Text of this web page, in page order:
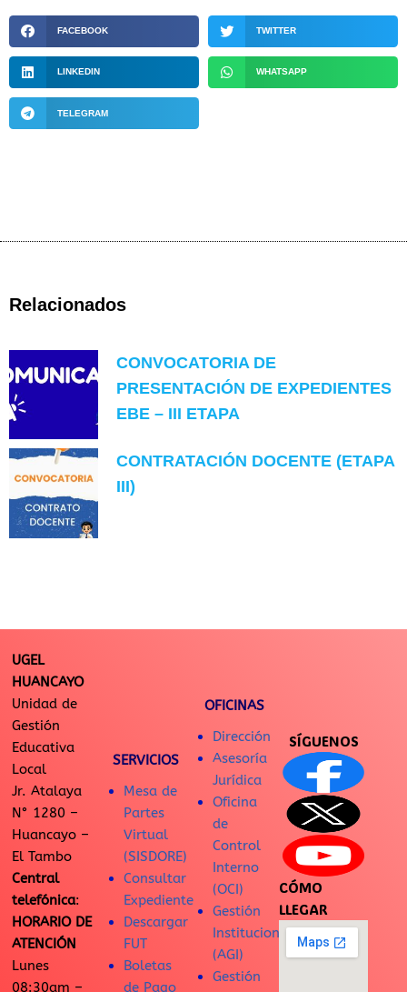
FACEBOOK TWITTER
LINKEDIN WHATSAPP
TELEGRAM
Relacionados
CONVOCATORIA DE
PRESENTACIÓN DE EXPEDIENTES
EBE – III ETAPA
CONTRATACIÓN DOCENTE (ETAPA
III)
UGEL
HUANCAYO
Unidad de
Gestión
Educativa
Local
Jr. Atalaya
N° 1280 –
Huancayo –
El Tambo
Central
telefónica:
HORARIO DE
ATENCIÓN
Lunes
08:30am –
SERVICIOS
Mesa de
Partes
Virtual
(SISDORE)
Consultar
Expediente
Descargar
FUT
Boletas
de Pago
OFICINAS
Dirección
Asesoría
Jurídica
Oficina
de
Control
Interno
(OCI)
Gestión
Institucional
(AGI)
Gestión
SÍGUENOS
CÓMO
LLEGAR